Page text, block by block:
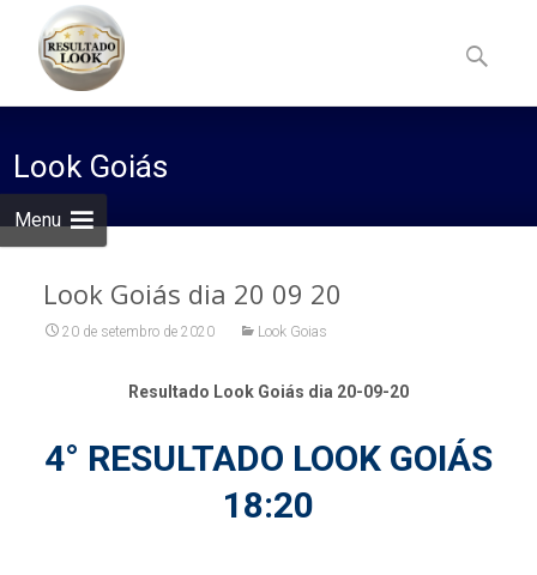
Menu
to
content
por:
Look Goiás
Look Goiás dia 20 09 20
20 de setembro de 2020 Look Goias
Resultado Look Goiás dia 20-09-20
4° RESULTADO LOOK GOIÁS
18:20